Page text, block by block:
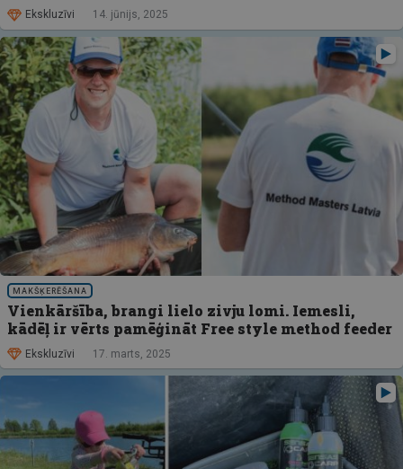
Ekskluzīvi 14. jūnijs, 2025
MAKŠĶERĒŠANA
Vienkāršība, brangi lielo zivju lomi. Iemesli,
kādēļ ir vērts pamēģināt Free style method feeder
Ekskluzīvi 17. marts, 2025